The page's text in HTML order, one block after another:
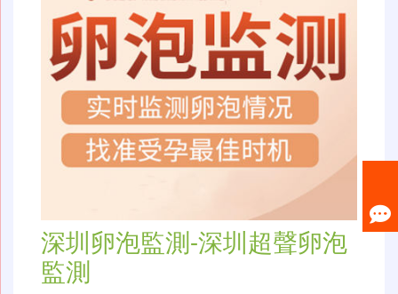
深圳卵泡監測-深圳超聲卵泡
監測